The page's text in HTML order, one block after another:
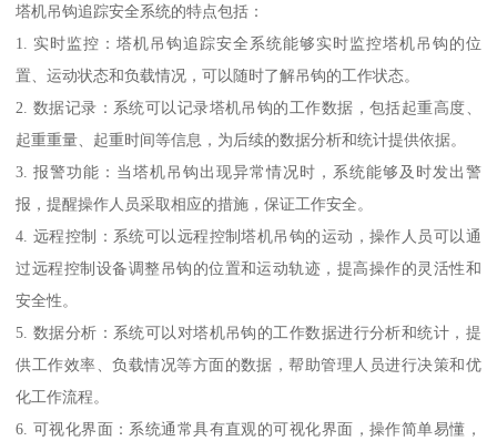
塔机吊钩追踪安全系统的特点包括：
1. 实时监控：塔机吊钩追踪安全系统能够实时监控塔机吊钩的位
置、运动状态和负载情况，可以随时了解吊钩的工作状态。
2. 数据记录：系统可以记录塔机吊钩的工作数据，包括起重高度、
起重重量、起重时间等信息，为后续的数据分析和统计提供依据。
3. 报警功能：当塔机吊钩出现异常情况时，系统能够及时发出警
报，提醒操作人员采取相应的措施，保证工作安全。
4. 远程控制：系统可以远程控制塔机吊钩的运动，操作人员可以通
过远程控制设备调整吊钩的位置和运动轨迹，提高操作的灵活性和
安全性。
5. 数据分析：系统可以对塔机吊钩的工作数据进行分析和统计，提
供工作效率、负载情况等方面的数据，帮助管理人员进行决策和优
化工作流程。
6. 可视化界面：系统通常具有直观的可视化界面，操作简单易懂，